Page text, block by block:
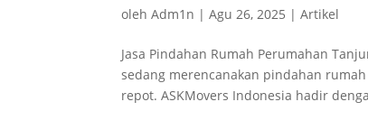
olehAdm1n |Agu 26, 2025 |Artikel
Jasa Pindahan Rumah Perumahan
sedang merencanakan pindahan
repot. ASKMovers Indonesia hadir